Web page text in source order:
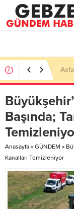
Başında;
Anasayfa » GÜNDEM »
Kanalları Temizleniyor